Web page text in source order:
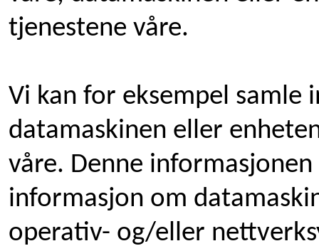
tjenestene våre.
Vi kan for eksempel samle
datamaskinen eller
våre. Denne
informasjon om
operativ- og/eller